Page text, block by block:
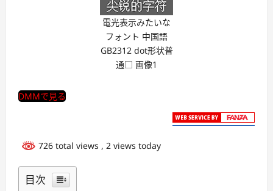
電光表示みたいな
フォント 中国語
GB2312 dot形状普
通□ 画像1
DMMで見る
726 total views , 2 views today
目次